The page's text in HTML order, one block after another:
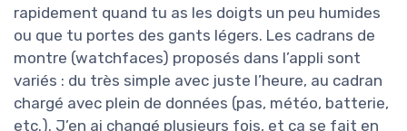
rapidement quand tu as les doigts un peu humides
ou que tu portes des gants légers. Les cadrans de
montre (watchfaces) proposés dans l’appli sont
variés : du très simple avec juste l’heure, au cadran
chargé avec plein de données (pas, météo, batterie,
etc.). J’en ai changé plusieurs fois, et ça se fait en